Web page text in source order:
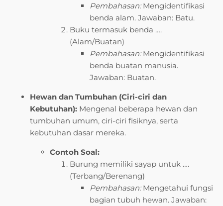
Pembahasan:Mengidentifikasi
benda alam. Jawaban: Batu.
Buku termasuk benda ….
(Alam/Buatan)
Pembahasan:Mengidentifikasi
benda buatan manusia.
Jawaban: Buatan.
Hewan dan Tumbuhan (Ciri-ciri dan
Kebutuhan): Mengenal beberapa hewan dan
tumbuhan umum, ciri-ciri fisiknya, serta
kebutuhan dasar mereka.
Contoh Soal:
Burung memiliki sayap untuk ….
(Terbang/Berenang)
Pembahasan:Mengetahui fungsi
bagian tubuh hewan. Jawaban: